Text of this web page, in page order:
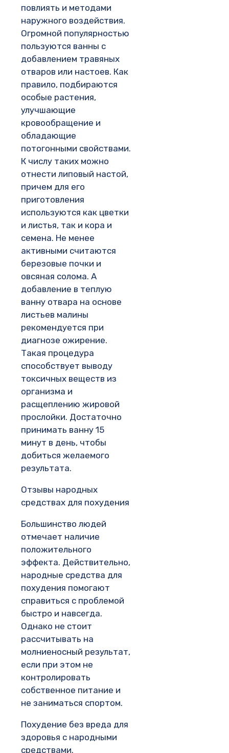
повлиять и методами
наружного воздействия.
Огромной популярностью
пользуются ванны с
добавлением травяных
отваров или настоев. Как
правило, подбираются
особые растения,
улучшающие
кровообращение и
обладающие
потогонными свойствами.
К числу таких можно
отнести липовый настой,
причем для его
приготовления
используются как цветки
и листья, так и кора и
семена. Не менее
активными считаются
березовые почки и
овсяная солома. А
добавление в теплую
ванну отвара на основе
листьев малины
рекомендуется при
диагнозе ожирение.
Такая процедура
способствует выводу
токсичных веществ из
организма и
расщеплению жировой
прослойки. Достаточно
принимать ванну 15
минут в день, чтобы
добиться желаемого
результата.
Отзывы народных
средствах для похудения
Большинство людей
отмечает наличие
положительного
эффекта. Действительно,
народные средства для
похудения помогают
справиться с проблемой
быстро и навсегда.
Однако не стоит
рассчитывать на
молниеносный результат,
если при этом не
контролировать
собственное питание и
не заниматься спортом.
Похудение без вреда для
здоровья с народными
средствами.